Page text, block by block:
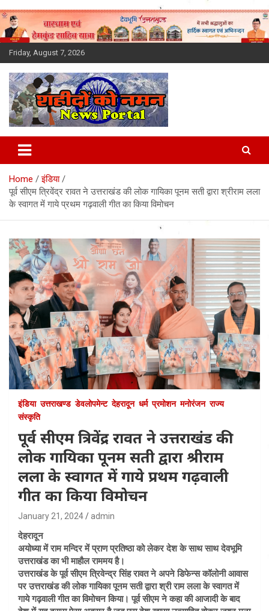
Skip
to
content
Friday, August 7, 2026
Latest News Today, Breaking
News, Uttarakhand News in
Hindi
Home
इंडिया
पूर्व सीएम त्रिवेंद्र रावत ने उत्तराखंड की लोक गायिका पूनम सती द्वारा श्रीराम लला
के स्वागत में गाये प्रथम गढ़वाली गीत का किया विमोचन
इंडिया उत्तराखण्ड डेवलोपमेन्ट देहरादून धर्म प्रमोशन मनोरंजन राज्य
संस्कृति
पूर्व सीएम त्रिवेंद्र रावत ने उत्तराखंड की
लोक गायिका पूनम सती द्वारा श्रीराम
लला के स्वागत में गाये प्रथम गढ़वाली
गीत का किया विमोचन
January 21, 2024 admin
देहरादून
अयोध्या में राम मन्दिर में प्राण प्रतिष्ठा को लेकर देश के साथ साथ देवभूमि
उत्तराखंड का भी माहौल राममय है।
उत्तराखंड के पूर्व सीएम त्रिवेन्द्र सिंह रावत ने अपने डिफेन्स कॉलोनी आवास
पर उत्तराखंड की लोक गायिका पूनम सती द्वारा श्री राम लला के स्वागत में
गाये गढ़वाली गीत का विमोचन किया। पूर्व सीएम ने कहा की आजादी के बाद